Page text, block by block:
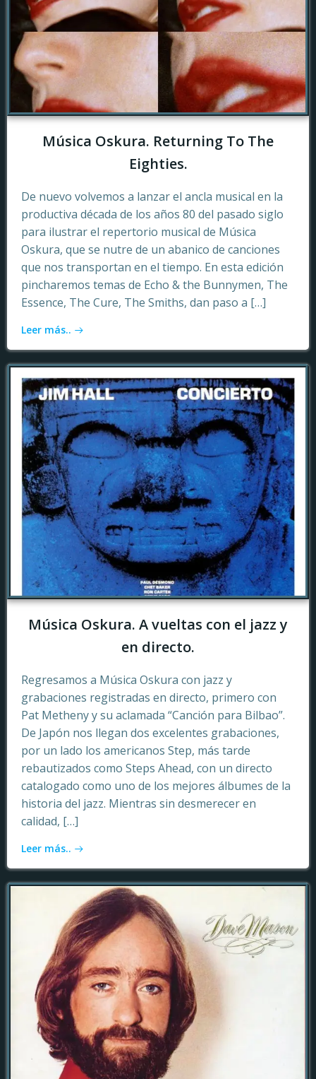
Música Oskura. Returning To The
Eighties.
De nuevo volvemos a lanzar el ancla musical en la
productiva década de los años 80 del pasado siglo
para ilustrar el repertorio musical de Música
Oskura, que se nutre de un abanico de canciones
que nos transportan en el tiempo. En esta edición
pincharemos temas de Echo & the Bunnymen, The
Essence, The Cure, The Smiths, dan paso a […]
Leer más..
Música Oskura. A vueltas con el jazz y
en directo.
Regresamos a Música Oskura con jazz y
grabaciones registradas en directo, primero con
Pat Metheny y su aclamada “Canción para Bilbao”.
De Japón nos llegan dos excelentes grabaciones,
por un lado los americanos Step, más tarde
rebautizados como Steps Ahead, con un directo
catalogado como uno de los mejores álbumes de la
historia del jazz. Mientras sin desmerecer en
calidad, […]
Leer más..